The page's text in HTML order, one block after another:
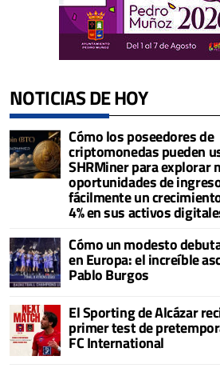
NOTICIAS DE HOY
Cómo los poseedores de
criptomonedas pueden
SHRMiner para explorar
oportunidades de
fácilmente un
4% en sus activos
Cómo un modesto
en Europa: el increíble
Pablo Burgos
El Sporting de Alcázar
primer test de
FC International